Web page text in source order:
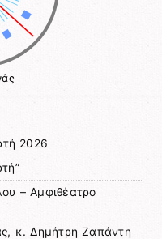
2026
– Αμφιθέατρο
κ. Δημήτρη Ζαπάντη